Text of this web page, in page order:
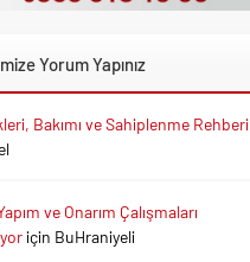
Yorum Yapınız
Bakımı ve Sahiplenme Rehberi
ve Onarım Çalışmaları
için BuHraniyeli